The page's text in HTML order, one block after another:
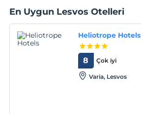
En Uygun Lesvos Otelleri
Heliotrope Hotels
Çok iyi
8
Varia, Lesvos